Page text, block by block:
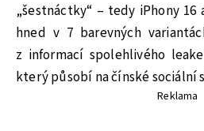
„šestnáctky“ – tedy iPhony
hned v 7 barevných
z informací spolehlivého
který působí na čínské sociální
Reklama